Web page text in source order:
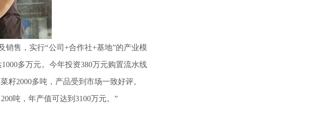
售，实行“公司+合作社+基地”的产业模
多万元。今年投资380万元购置流水线
籽2000多吨，产品受到市场一致好评。
吨，年产值可达到3100万元。”